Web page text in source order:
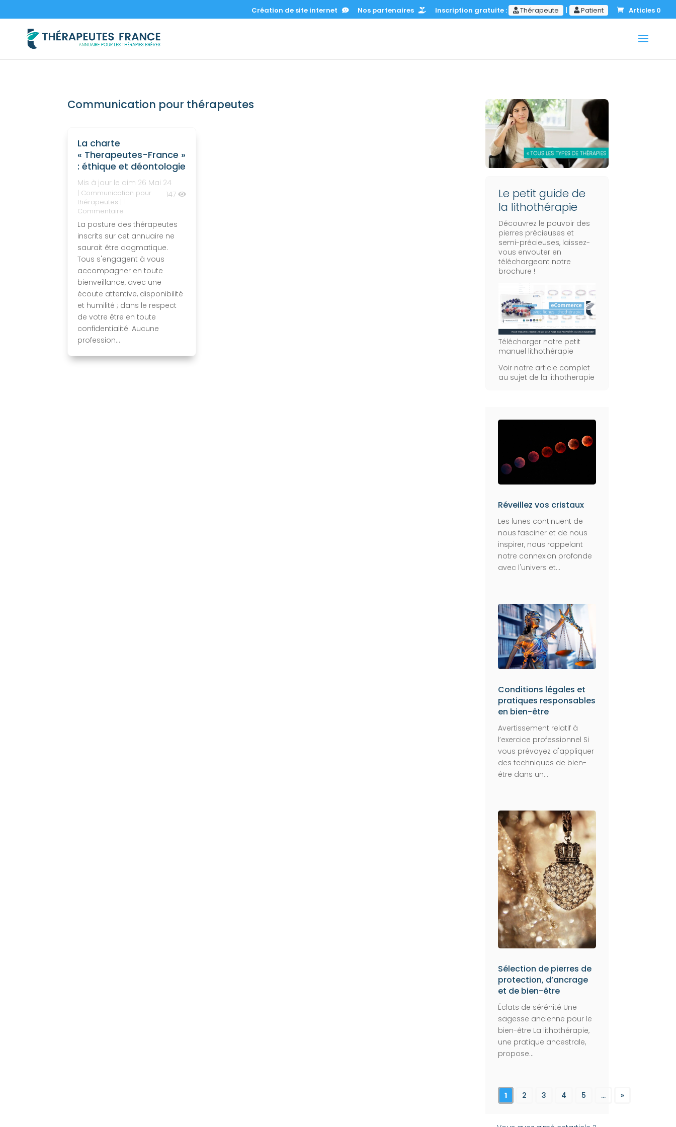
Création de site internet Nos partenaires Inscription gratuite : Thérapeute | Patient Articles 0
Communication pour thérapeutes
La charte
« Therapeutes-France »
: éthique et déontologie
Mis à jour le dim 26 Mai 24
147
| Communication pour
thérapeutes | 1
Commentaire
La posture des thérapeutes
inscrits sur cet annuaire ne
saurait être dogmatique.
Tous s'engagent à vous
accompagner en toute
bienveillance, avec une
écoute attentive, disponibilité
et humilité ; dans le respect
de votre être en toute
confidentialité. Aucune
profession...
Le petit guide de
la lithothérapie
Découvrez le pouvoir des
pierres précieuses et
semi-précieuses, laissez-
vous envouter en
téléchargeant notre
brochure !
Télécharger notre petit
manuel lithothérapie
Voir notre article complet
au sujet de la lithotherapie
Réveillez vos cristaux
Les lunes continuent de
nous fasciner et de nous
inspirer, nous rappelant
notre connexion profonde
avec l'univers et...
Conditions légales et
pratiques responsables
en bien-être
Avertissement relatif à
l’exercice professionnel Si
vous prévoyez d'appliquer
des techniques de bien-
être dans un...
Sélection de pierres de
protection, d’ancrage
et de bien-être
Éclats de sérénité Une
sagesse ancienne pour le
bien-être La lithothérapie,
une pratique ancestrale,
propose...
1 2 3 4 5 ... »